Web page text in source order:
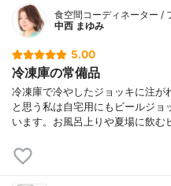
食空間コーディネーター /
中西 まゆみ
5.00
冷凍庫の常備品
冷凍庫で冷やしたジョッキに注が
と思う私は自宅用にもビールジ
います。お風呂上りや夏場に飲む